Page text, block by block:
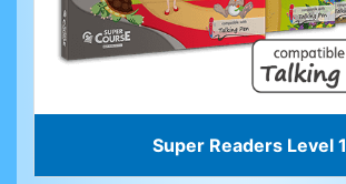
Super Readers Level 1